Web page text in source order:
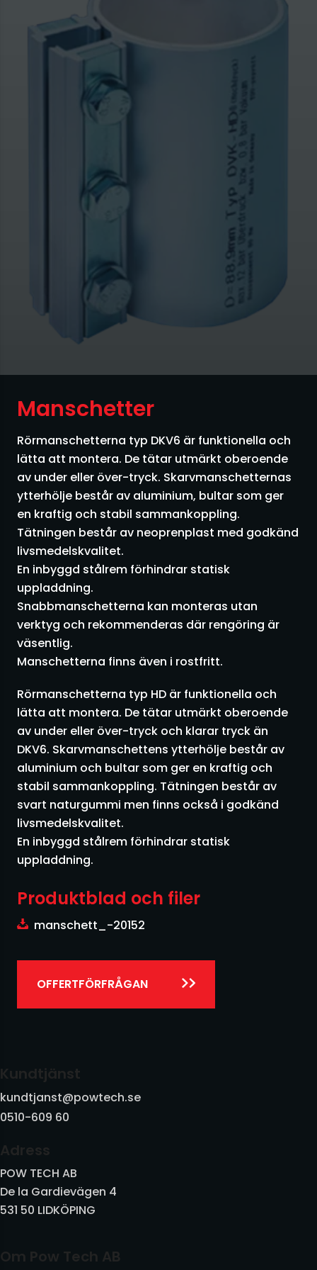
Silo
Skruvar
Småsäckshantering
Säckfyllning
Transporter övriga
Utmatare
Vibratorer och Kolvvibratorer
Vibrotransportörer och utrustning
Vridspjäll och skjutspjäll
Övrigt
Manschetter
Rörmanschetterna typ DKV6 är funktionella och
lätta att montera. De tätar utmärkt oberoende
av under eller över-tryck. Skarvmanschetternas
ytterhölje består av aluminium, bultar som ger
en kraftig och stabil sammankoppling.
Tätningen består av neoprenplast med godkänd
livsmedelskvalitet.
En inbyggd stålrem förhindrar statisk
uppladdning.
Snabbmanschetterna kan monteras utan
verktyg och rekommenderas där rengöring är
väsentlig.
Manschetterna finns även i rostfritt.
Rörmanschetterna typ HD är funktionella och
lätta att montera. De tätar utmärkt oberoende
av under eller över-tryck och klarar tryck än
DKV6. Skarvmanschettens ytterhölje består av
aluminium och bultar som ger en kraftig och
stabil sammankoppling. Tätningen består av
svart naturgummi men finns också i godkänd
livsmedelskvalitet.
En inbyggd stålrem förhindrar statisk
uppladdning.
Produktblad och filer
manschett_-20152
OFFERTFÖRFRÅGAN
Om Pow Tech AB
Kundtjänst
kundtjanst@powtech.se
0510-609 60
Adress
POW TECH AB
De la Gardievägen 4
531 50 LIDKÖPING